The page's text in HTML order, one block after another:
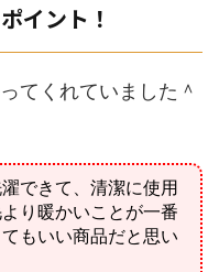
イント！
てくれていました＾
できて、 清潔に使用
り暖かいことが一番
もいい商品だと思い